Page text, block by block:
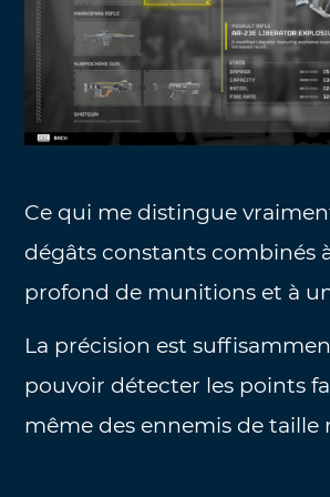
Ce qui me distingue
dégâts constants combinés
profond de munitions et à
La précision est
pouvoir détecter les points
même des ennemis de taille